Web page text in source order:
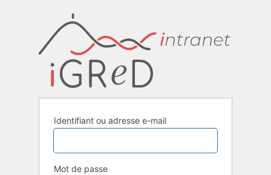
connecter
Identifiant ou adresse e-mail
Mot de passe